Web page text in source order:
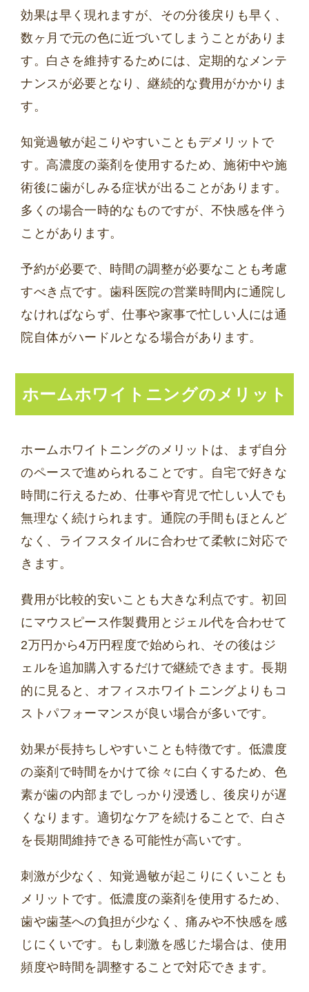
効果は早く現れますが、その分後戻りも早く、
数ヶ月で元の色に近づいてしまうことがありま
す。白さを維持するためには、定期的なメンテ
ナンスが必要となり、継続的な費用がかかりま
す。
知覚過敏が起こりやすいこともデメリットで
す。高濃度の薬剤を使用するため、施術中や施
術後に歯がしみる症状が出ることがあります。
多くの場合一時的なものですが、不快感を伴う
ことがあります。
予約が必要で、時間の調整が必要なことも考慮
すべき点です。歯科医院の営業時間内に通院し
なければならず、仕事や家事で忙しい人には通
院自体がハードルとなる場合があります。
ホームホワイトニングのメリット
ホームホワイトニングのメリットは、まず自分
のペースで進められることです。自宅で好きな
時間に行えるため、仕事や育児で忙しい人でも
無理なく続けられます。通院の手間もほとんど
なく、ライフスタイルに合わせて柔軟に対応で
きます。
費用が比較的安いことも大きな利点です。初回
にマウスピース作製費用とジェル代を合わせて
2万円から4万円程度で始められ、その後はジ
ェルを追加購入するだけで継続できます。長期
的に見ると、オフィスホワイトニングよりもコ
ストパフォーマンスが良い場合が多いです。
効果が長持ちしやすいことも特徴です。低濃度
の薬剤で時間をかけて徐々に白くするため、色
素が歯の内部までしっかり浸透し、後戻りが遅
くなります。適切なケアを続けることで、白さ
を長期間維持できる可能性が高いです。
刺激が少なく、知覚過敏が起こりにくいことも
メリットです。低濃度の薬剤を使用するため、
歯や歯茎への負担が少なく、痛みや不快感を感
じにくいです。もし刺激を感じた場合は、使用
頻度や時間を調整することで対応できます。